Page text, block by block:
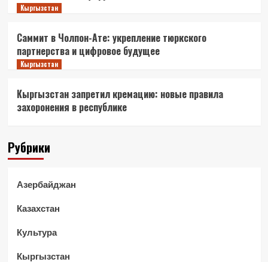
Кыргызстан
Саммит в Чолпон-Ате: укрепление тюркского
партнерства и цифровое будущее
Кыргызстан
Кыргызстан запретил кремацию: новые правила
захоронения в республике
Рубрики
Азербайджан
Казахстан
Культура
Кыргызстан